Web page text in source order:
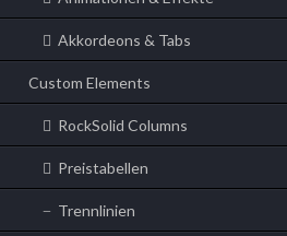
Akkordeons & Tabs
Custom Elements
RockSolid Columns
Preistabellen
Trennlinien